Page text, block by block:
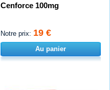
Cenforce 100mg
Notre prix: 19 €
Au panier